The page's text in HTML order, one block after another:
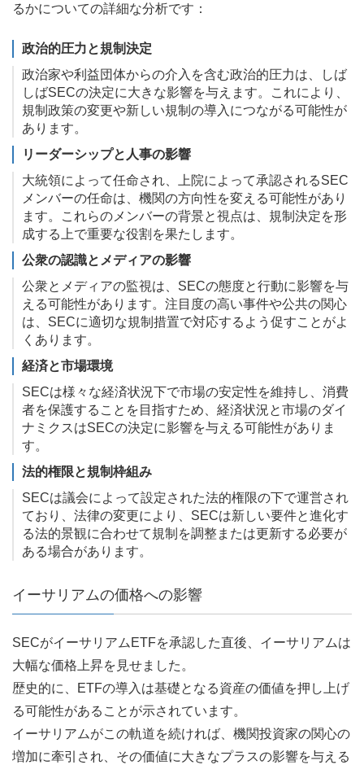
るかについての詳細な分析です：
政治的圧力と規制決定
政治家や利益団体からの介入を含む政治的圧力は、しば
しばSECの決定に大きな影響を与えます。これにより、
規制政策の変更や新しい規制の導入につながる可能性が
あります。
リーダーシップと人事の影響
大統領によって任命され、上院によって承認されるSEC
メンバーの任命は、機関の方向性を変える可能性があり
ます。これらのメンバーの背景と視点は、規制決定を形
成する上で重要な役割を果たします。
公衆の認識とメディアの影響
公衆とメディアの監視は、SECの態度と行動に影響を与
える可能性があります。注目度の高い事件や公共の関心
は、SECに適切な規制措置で対応するよう促すことがよ
くあります。
経済と市場環境
SECは様々な経済状況下で市場の安定性を維持し、消費
者を保護することを目指すため、経済状況と市場のダイ
ナミクスはSECの決定に影響を与える可能性がありま
す。
法的権限と規制枠組み
SECは議会によって設定された法的権限の下で運営され
ており、法律の変更により、SECは新しい要件と進化す
る法的景観に合わせて規制を調整または更新する必要が
ある場合があります。
イーサリアムの価格への影響
SECがイーサリアムETFを承認した直後、イーサリアムは
大幅な価格上昇を見せました。
歴史的に、ETFの導入は基礎となる資産の価値を押し上げ
る可能性があることが示されています。
イーサリアムがこの軌道を続ければ、機関投資家の関心の
増加に牽引され、その価値に大きなプラスの影響を与える